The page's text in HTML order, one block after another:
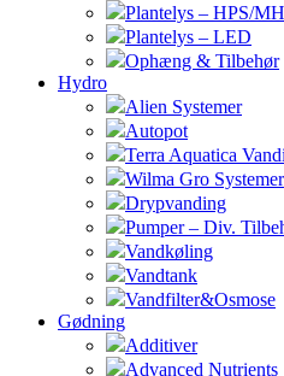
Plantelys – HPS/
Plantelys – LED
Ophæng & Tilbehør
Hydro
Alien Systemer
Autopot
Terra Aquatica
Wilma Gro Systemer
Drypvanding
Pumper – Div.
Vandkøling
Vandtank
Vandfilter&Osmose
Gødning
Additiver
Advanced Nutrients